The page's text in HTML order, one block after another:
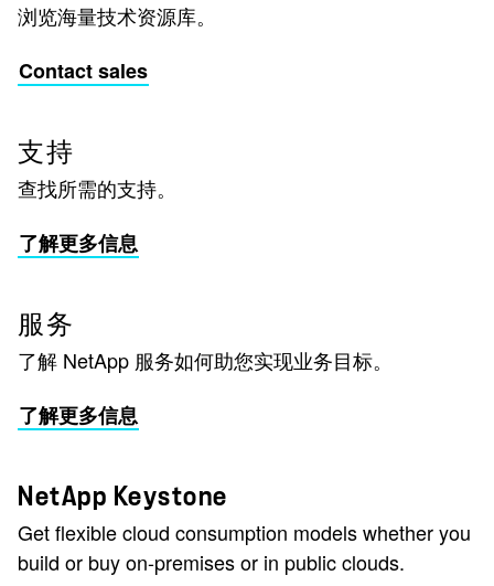
浏览海量技术资源库。
Contact sales
支持
查找所需的支持。
了解更多信息
服务
了解 NetApp 服务如何助您实现业务目标。
了解更多信息
NetApp Keystone
Get flexible cloud consumption models whether you
build or buy on-premises or in public clouds.